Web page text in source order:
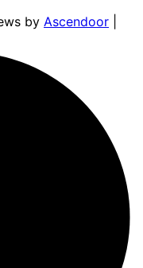
by Ascendoor